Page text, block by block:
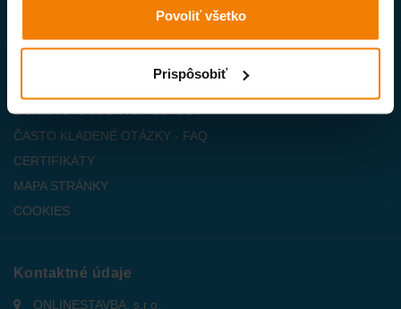
Povoliť všetko
Prispôsobiť
PREČO U NÁS NAKUPOVAŤ ?
Užitočné informácie
OCHRANA OSOBNÝCH ÚDAJOV
ČASTO KLADENÉ OTÁZKY - FAQ
CERTIFIKÁTY
MAPA STRÁNKY
COOKIES
Kontaktné údaje
ONLINESTAVBA, s.r.o.